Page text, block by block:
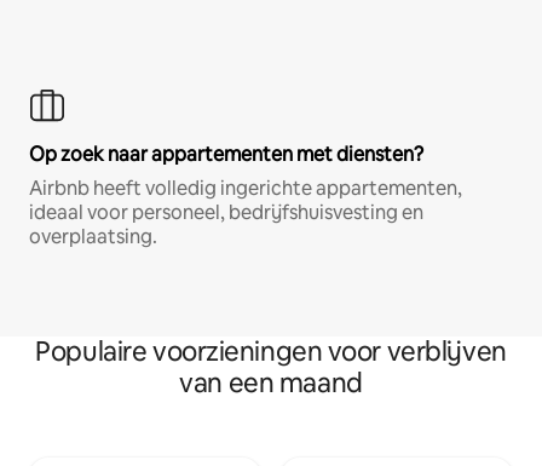
Op zoek naar appartementen met diensten?
Airbnb heeft volledig ingerichte appartementen,
ideaal voor personeel, bedrijfshuisvesting en
overplaatsing.
Populaire voorzieningen voor verblijven
van een maand